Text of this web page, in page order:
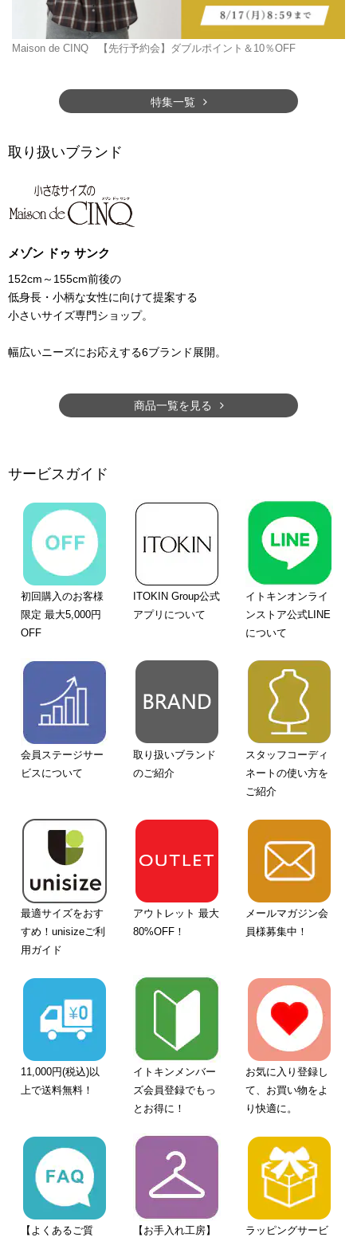
Maison de CINQ 【先行予約会】ダブルポイント＆10％OFF
特集一覧
取り扱いブランド
メゾン ドゥ サンク
152cm～155cm前後の
低身長・小柄な女性に向けて提案する
小さいサイズ専門ショップ。
幅広いニーズにお応えする6ブランド展開。
商品一覧を見る
サービスガイド
初回購入のお客様
限定 最大5,000円
OFF
ITOKIN Group公式
アプリについて
イトキンオンライ
ンストア公式LINE
について
会員ステージサー
ビスについて
取り扱いブランド
のご紹介
スタッフコーディ
ネートの使い方を
ご紹介
最適サイズをおす
すめ！unisizeご利
用ガイド
アウトレット 最大
80%OFF！
メールマガジン会
員様募集中！
11,000円(税込)以
上で送料無料！
イトキンメンバー
ズ会員登録でもっ
とお得に！
お気に入り登録し
て、お買い物をよ
り快適に。
【よくあるご質
【お手入れ工房】
ラッピングサービ